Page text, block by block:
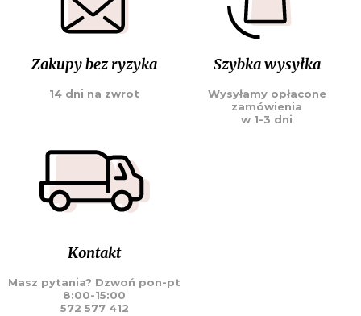
Zakupy bez ryzyka
14 dni na zwrot
Szybka wysyłka
Wysyłamy opłacone
zamówienia
w 1-3 dni
Kontakt
Masz pytania? Dzwoń pon-pt
8:00-15:00
572 577 412